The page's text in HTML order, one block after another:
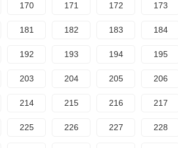
170 171 172 173
181 182 183 184
192 193 194 195
203 204 205 206
214 215 216 217
225 226 227 228